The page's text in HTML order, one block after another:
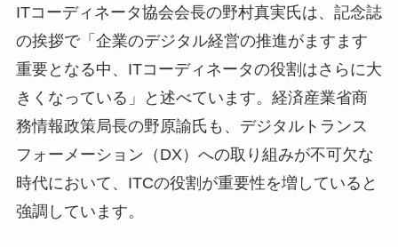
ITコーディネータ協会会長の野村真実氏は、記念誌
の挨拶で「企業のデジタル経営の推進がますます
重要となる中、ITコーディネータの役割はさらに大
きくなっている」と述べています。経済産業省商
務情報政策局長の野原諭氏も、デジタルトランス
フォーメーション（DX）への取り組みが不可欠な
時代において、ITCの役割が重要性を増していると
強調しています。